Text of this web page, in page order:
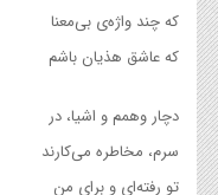
که چند واژه‌ی بی‌معنا
که عاشق هذیان باشم
دچار وهمم و اشیا، در
سرم، مخاطره می‌کارند
تو رفته‌ای و برای من